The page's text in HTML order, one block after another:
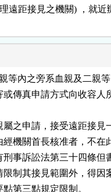
遠距接見之機關) ，就
等內之旁系血親及二親
或傳真申請方式向收容人
接見。
屬之申請，接受遠距接見
經機關首長核准者，不
刑事訴訟法第三十四條但
限制其接見範圍外，得因
點第三點規定限制。